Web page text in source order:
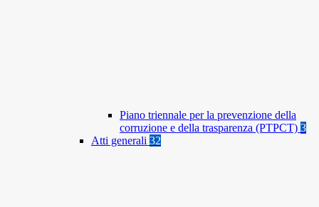
Piano triennale per la prevenzione della
corruzione e della trasparenza (PTPCT) 3
Atti generali 32